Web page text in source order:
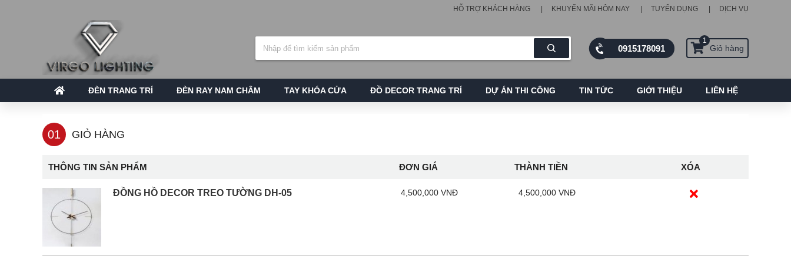
HỖ TRỢ KHÁCH HÀNG KHUYẾN MÃI HÔM NAY TUYỂN DỤNG DỊCH VỤ
0915178091
1
Giỏ hàng
ĐÈN TRANG TRÍ ĐÈN RAY NAM CHÂM TAY KHÓA CỬA ĐỒ DECOR TRANG TRÍ DỰ ÁN THI CÔNG TIN TỨC GIỚI THIỆU LIÊN HỆ
01 GIỎ HÀNG
THÔNG TIN SẢN PHẨM ĐƠN GIÁ THÀNH TIỀN XÓA
ĐỒNG HỒ DECOR TREO TƯỜNG DH-05 4,500,000 VNĐ 4,500,000 VNĐ